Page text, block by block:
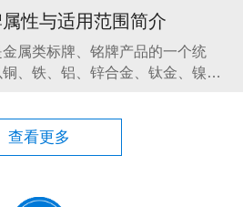
经由化学反应以达到蚀刻的目的，
将材料用化学反应或物理撞击作
术。电蚀刻技术也称为机器
性与适用范围简介
属类标牌、铭牌产品的一个统
、铁、铝、锌合金、钛金、镍、
下面给大家介绍几种金属标牌属性
： 一.铝标牌具有极好的精美性：铝
着色
查看更多